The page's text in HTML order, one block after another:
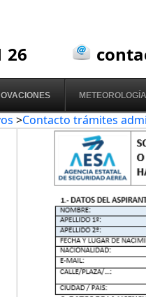
26
METEOROLOGÍA
>Contacto trámites